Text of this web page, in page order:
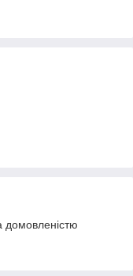
домовленістю